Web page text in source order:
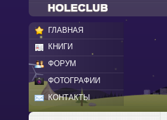
ГЛАВНАЯ
КНИГИ
ФОРУМ
ФОТОГРАФИИ
КОНТАКТЫ